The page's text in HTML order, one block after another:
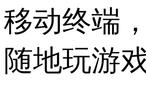
移动终端
随地玩游